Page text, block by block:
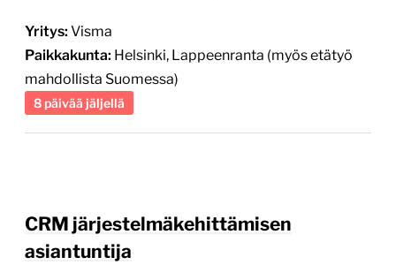
Yritys: Visma
Paikkakunta: Helsinki, Lappeenranta (myös etätyö
mahdollista Suomessa)
8 päivää jäljellä
CRM järjestelmäkehittämisen
asiantuntija